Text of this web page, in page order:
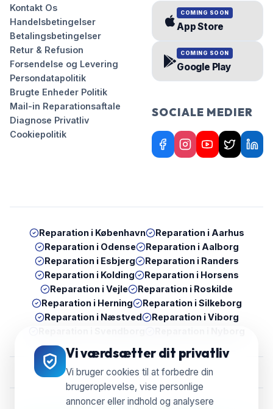
Vi værdsætter dit privatliv
Vi bruger cookies til at forbedre din
brugeroplevelse, vise personlige
annoncer eller indhold og analysere
Kontakt Os
Handelsbetingelser
Betalingsbetingelser
Retur & Refusion
Forsendelse og Levering
Persondatapolitik
Brugte Enheder Politik
Mail-in Reparationsaftale
Diagnose Privatliv
Cookiepolitik
COMING SOON
App Store
COMING SOON
Google Play
SOCIALE MEDIER
Reparation i København Reparation i Aarhus
Reparation i Odense Reparation i Aalborg
Reparation i Esbjerg Reparation i Randers
Reparation i Kolding Reparation i Horsens
Reparation iVejle Reparation i Roskilde
Reparation i Herning Reparation i Silkeborg
Reparation i Næstved Reparation i Viborg